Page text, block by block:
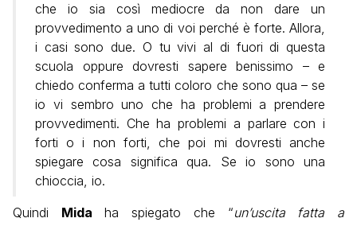
che io sia così mediocre da non dare un
provvedimento a uno di voi perché è forte. Allora,
i casi sono due. O tu vivi al di fuori di questa
scuola oppure dovresti sapere benissimo – e
chiedo conferma a tutti coloro che sono qua – se
io vi sembro uno che ha problemi a prendere
provvedimenti. Che ha problemi a parlare con i
forti o i non forti, che poi mi dovresti anche
spiegare cosa significa qua. Se io sono una
chioccia, io.
Quindi Mida ha spiegato che “un’uscita fatta a